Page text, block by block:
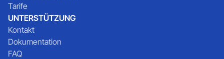
Tarife
UNTERSTÜTZUNG
Kontakt
Dokumentation
FAQ